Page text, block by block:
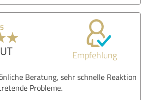
Empfehlung
Beratung, sehr schnelle Reaktion
Probleme.